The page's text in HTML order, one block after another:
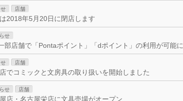
店舗
2018年5月20日に閉店します
せ
部店舗で「Pontaポイント」「dポイント」の利用が可能に
店舗
でコミックと文房具の取り扱いを開始しました
せ 店舗
店・名古屋栄店に文具売場がオープン